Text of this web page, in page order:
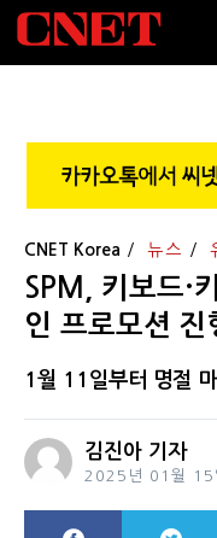
CNET Korea 뉴스
SPM, 키보드·
인 프로모션 진
1월 11일부터 명절
김진아 기자
2025년 01월 15